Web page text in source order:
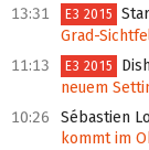
13:31 E3 2015
Grad-
11:13 E3 2015
neuem
10:26 Sébastien
kommt im